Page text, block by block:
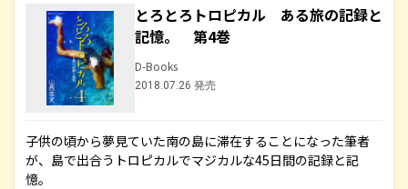
とろとろトロピカル ある旅の記録と
記憶。 第4巻
D-Books
2018.07.26 発売
子供の頃から夢見ていた南の島に滞在することになった筆者
が、島で出合うトロピカルでマジカルな45日間の記録と記
憶。